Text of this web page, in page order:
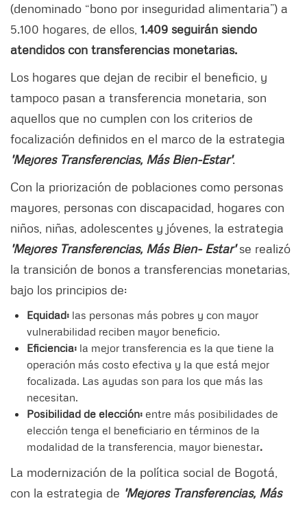
(denominado “bono por inseguridad alimentaria”) a
5.100 hogares, de ellos, 1.409 seguirán siendo
atendidos con transferencias monetarias.
Los hogares que dejan de recibir el beneficio, y
tampoco pasan a transferencia monetaria, son
aquellos que no cumplen con los criterios de
focalización definidos en el marco de la estrategia
'Mejores Transferencias, Más Bien-Estar'.
Con la priorización de poblaciones como personas
mayores, personas con discapacidad, hogares con
niños, niñas, adolescentes y jóvenes, la estrategia
'Mejores Transferencias, Más Bien- Estar'se realizó
la transición de bonos a transferencias monetarias,
bajo los principios de:
Equidad: las personas más pobres y con mayor
vulnerabilidad reciben mayor beneficio.
Eficiencia: la mejor transferencia es la que tiene la
operación más costo efectiva y la que está mejor
focalizada. Las ayudas son para los que más las
necesitan.
Posibilidad de elección: entre más posibilidades de
elección tenga el beneficiario en términos de la
modalidad de la transferencia, mayor bienestar.
La modernización de la política social de Bogotá,
con la estrategia de 'Mejores Transferencias, Más